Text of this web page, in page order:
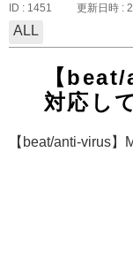
ID : 1451 更新日時 :
ALL
【
対応し
【beat/anti-virus